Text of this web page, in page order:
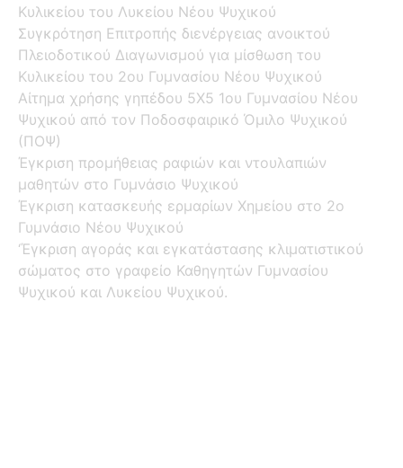
Κυλικείου του Λυκείου Νέου Ψυχικού
Συγκρότηση Επιτροπής διενέργειας ανοικτού
Πλειοδοτικού Διαγωνισμού για μίσθωση του
Κυλικείου του 2ου Γυμνασίου Νέου Ψυχικού
Αίτημα χρήσης γηπέδου 5Χ5 1ου Γυμνασίου Νέου
Ψυχικού από τον Ποδοσφαιρικό Όμιλο Ψυχικού
(ΠΟΨ)
Έγκριση προμήθειας ραφιών και ντουλαπιών
μαθητών στο Γυμνάσιο Ψυχικού
Έγκριση κατασκευής ερμαρίων Χημείου στο 2ο
Γυμνάσιο Νέου Ψυχικού
‘Έγκριση αγοράς και εγκατάστασης κλιματιστικού
σώματος στο γραφείο Καθηγητών Γυμνασίου
Ψυχικού και Λυκείου Ψυχικού.